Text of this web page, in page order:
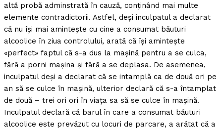
altă probă adminstrată în cauză, conţinând mai multe
elemente contradictorii. Astfel, deşi inculpatul a declarat
că nu îşi mai aminteşte cu cine a consumat băuturi
alcoolice în ziua controlului, arată că îşi aminteşte
«perfect» faptul că s-a dus la maşină pentru a se culca,
fără a porni maşina şi fără a se deplasa. De asemenea,
inculpatul deşi a declarat că se intamplă ca de două ori pe
an să se culce în maşină, ulterior declară că s-a întamplat
de două – trei ori ori în viaţa sa să se culce în maşină.
Inculpatul declară că barul în care a consumat băuturi
alcoolice este prevăzut cu locuri de parcare, a arătat că a